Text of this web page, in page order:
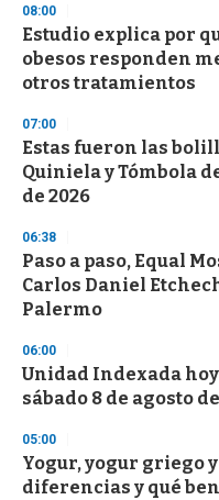
d
s
o
f
3
s
e
c
o
n
08:00
Estudio explica por
obesos responden
otros tratamientos
07:00
Estas fueron las
Quiniela y Tómbola
de 2026
06:38
Paso a paso, Equal
Carlos Daniel
Palermo
06:00
Unidad Indexada
sábado 8 de agosto
05:00
Yogur, yogur griego
diferencias y qué